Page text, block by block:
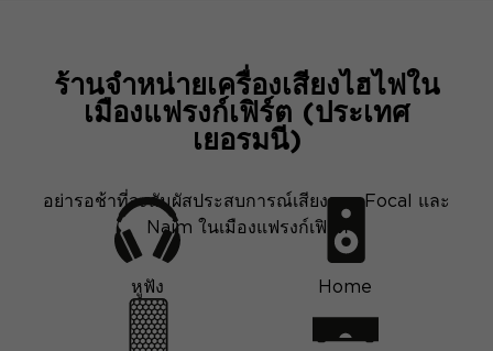
ร้านจำหน่ายเครื่องเสียงไฮไฟใน
เมืองแฟรงก์เฟิร์ต (ประเทศ
เยอรมนี)
อย่ารอช้าที่จะสัมผัสประสบการณ์เสียงจาก Focal และ
Naim ในเมืองแฟรงก์เฟิร์ต
หูฟัง Home